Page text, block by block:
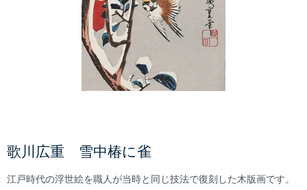
歌川広重 雪中椿に雀
江戸時代の浮世絵を職人が当時と同じ技法で復刻した木版画です。